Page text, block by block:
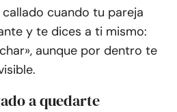
callado cuando tu pareja
y te dices a ti mismo:
aunque por dentro te
a quedarte